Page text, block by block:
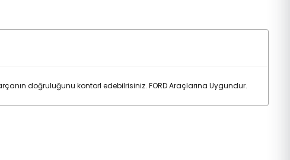
doğruluğunu kontorl edebilrisiniz. FORD Araçlarına Uygundur.